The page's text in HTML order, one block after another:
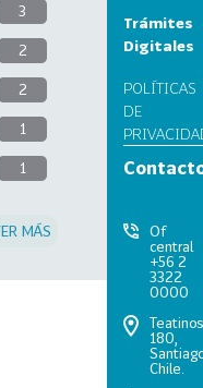
3
2
2
1
1
MÁS
Trámites
Digitales
POLÍTICAS
DE
Of
central
+56 2
3322
0000
Teatinos
180,
Chile.